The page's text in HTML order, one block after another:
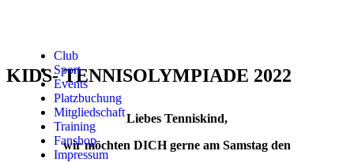
Club
Sport
Events
Platzbuchung
Mitgliedschaft
Training
Fanshop
Impressum
KIDS- TENNISOLYMPIADE 2022
Liebes Tenniskind,
wir möchten DICH gerne am Samstag den